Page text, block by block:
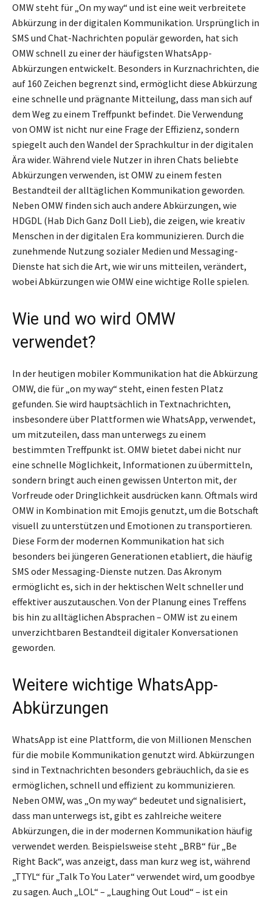
OMW steht für „On my way“ und ist eine weit verbreitete
Abkürzung in der digitalen Kommunikation. Ursprünglich in
SMS und Chat-Nachrichten populär geworden, hat sich
OMW schnell zu einer der häufigsten WhatsApp-
Abkürzungen entwickelt. Besonders in Kurznachrichten, die
auf 160 Zeichen begrenzt sind, ermöglicht diese Abkürzung
eine schnelle und prägnante Mitteilung, dass man sich auf
dem Weg zu einem Treffpunkt befindet. Die Verwendung
von OMW ist nicht nur eine Frage der Effizienz, sondern
spiegelt auch den Wandel der Sprachkultur in der digitalen
Ära wider. Während viele Nutzer in ihren Chats beliebte
Abkürzungen verwenden, ist OMW zu einem festen
Bestandteil der alltäglichen Kommunikation geworden.
Neben OMW finden sich auch andere Abkürzungen, wie
HDGDL (Hab Dich Ganz Doll Lieb), die zeigen, wie kreativ
Menschen in der digitalen Era kommunizieren. Durch die
zunehmende Nutzung sozialer Medien und Messaging-
Dienste hat sich die Art, wie wir uns mitteilen, verändert,
wobei Abkürzungen wie OMW eine wichtige Rolle spielen.
Wie und wo wird OMW
verwendet?
In der heutigen mobiler Kommunikation hat die Abkürzung
OMW, die für „on my way“ steht, einen festen Platz
gefunden. Sie wird hauptsächlich in Textnachrichten,
insbesondere über Plattformen wie WhatsApp, verwendet,
um mitzuteilen, dass man unterwegs zu einem
bestimmten Treffpunkt ist. OMW bietet dabei nicht nur
eine schnelle Möglichkeit, Informationen zu übermitteln,
sondern bringt auch einen gewissen Unterton mit, der
Vorfreude oder Dringlichkeit ausdrücken kann. Oftmals wird
OMW in Kombination mit Emojis genutzt, um die Botschaft
visuell zu unterstützen und Emotionen zu transportieren.
Diese Form der modernen Kommunikation hat sich
besonders bei jüngeren Generationen etabliert, die häufig
SMS oder Messaging-Dienste nutzen. Das Akronym
ermöglicht es, sich in der hektischen Welt schneller und
effektiver auszutauschen. Von der Planung eines Treffens
bis hin zu alltäglichen Absprachen – OMW ist zu einem
unverzichtbaren Bestandteil digitaler Konversationen
geworden.
Weitere wichtige WhatsApp-
Abkürzungen
WhatsApp ist eine Plattform, die von Millionen Menschen
für die mobile Kommunikation genutzt wird. Abkürzungen
sind in Textnachrichten besonders gebräuchlich, da sie es
ermöglichen, schnell und effizient zu kommunizieren.
Neben OMW, was „On my way“ bedeutet und signalisiert,
dass man unterwegs ist, gibt es zahlreiche weitere
Abkürzungen, die in der modernen Kommunikation häufig
verwendet werden. Beispielsweise steht „BRB“ für „Be
Right Back“, was anzeigt, dass man kurz weg ist, während
„TTYL“ für „Talk To You Later“ verwendet wird, um goodbye
zu sagen. Auch „LOL“ – „Laughing Out Loud“ – ist ein